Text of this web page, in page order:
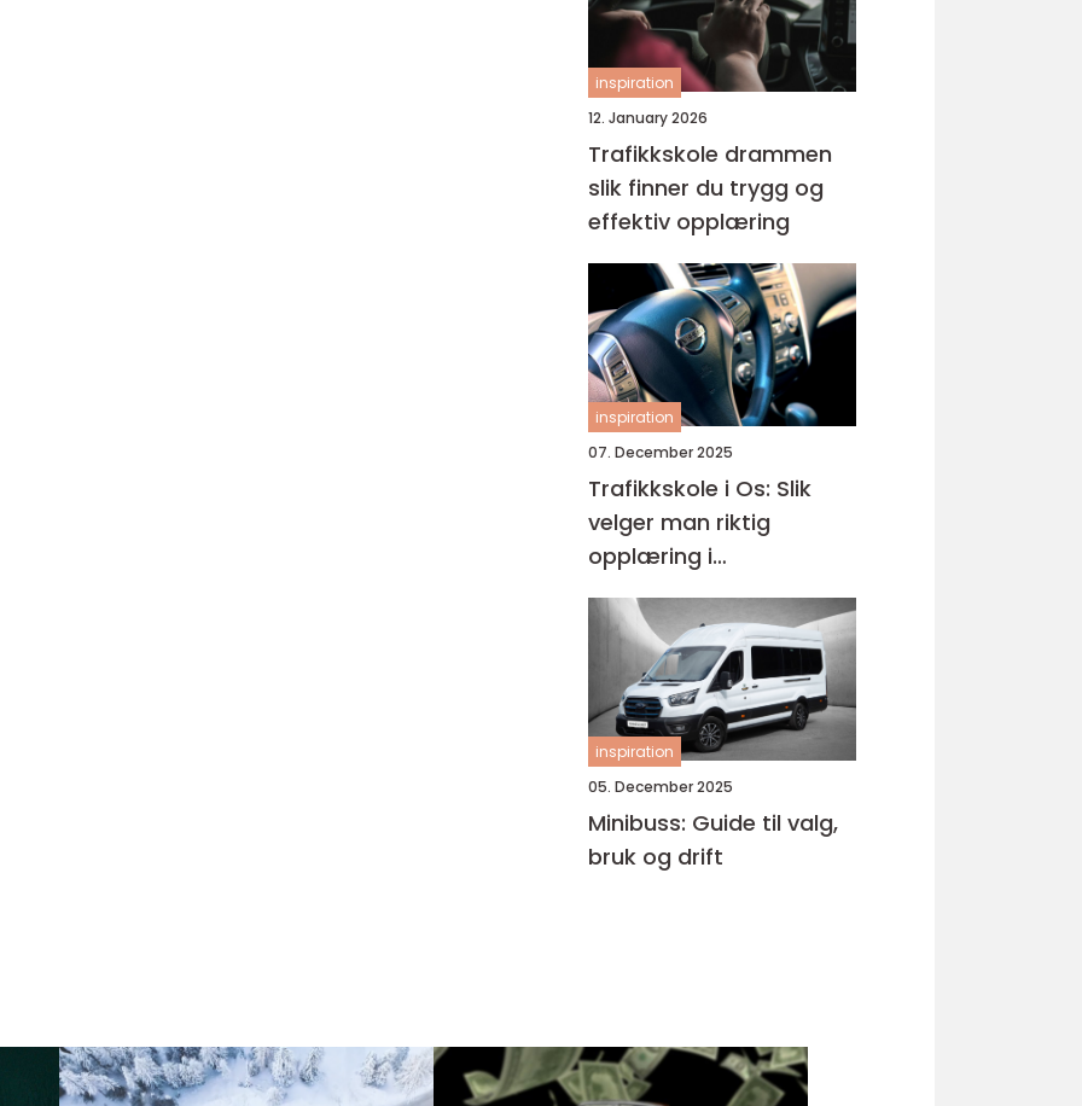
inspiration
12. January 2026
Trafikkskole drammen
slik finner du trygg og
effektiv opplæring
inspiration
07. December 2025
Trafikkskole i Os: Slik
velger man riktig
opplæring i
Bjørnafjorden
inspiration
05. December 2025
Minibuss: Guide til valg,
bruk og drift